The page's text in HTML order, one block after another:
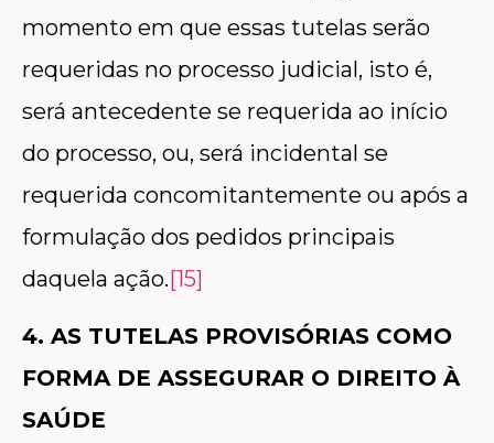
momento em que essas tutelas serão
requeridas no processo judicial, isto é,
será antecedente se requerida ao início
do processo, ou, será incidental se
requerida concomitantemente ou após a
formulação dos pedidos principais
daquela ação.[15]
4. AS TUTELAS PROVISÓRIAS COMO
FORMA DE ASSEGURAR O DIREITO À
SAÚDE